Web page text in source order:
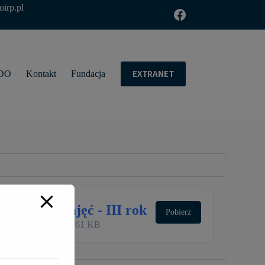
Kontakt Fundacja EXTRANET
Plan zajęć - III rok
25.61 KB
Pobierz